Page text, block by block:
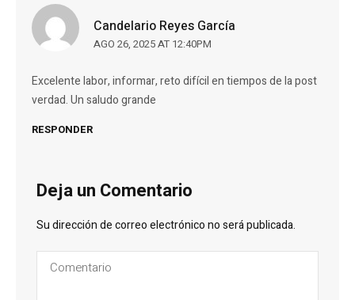
Candelario Reyes García
AGO 26, 2025 AT 12:40PM
Excelente labor, informar, reto difícil en tiempos de la post
verdad. Un saludo grande
RESPONDER
Deja un Comentario
Su dirección de correo electrónico no será publicada.